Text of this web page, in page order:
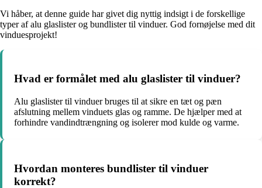
Vi håber, at denne guide har givet dig nyttig indsigt i de forskellige
typer af alu glaslister og bundlister til vinduer. God fornøjelse med dit
vinduesprojekt!
Hvad er formålet med alu glaslister til vinduer?
Alu glaslister til vinduer bruges til at sikre en tæt og pæn
afslutning mellem vinduets glas og ramme. De hjælper med at
forhindre vandindtrængning og isolerer mod kulde og varme.
Hvordan monteres bundlister til vinduer
korrekt?